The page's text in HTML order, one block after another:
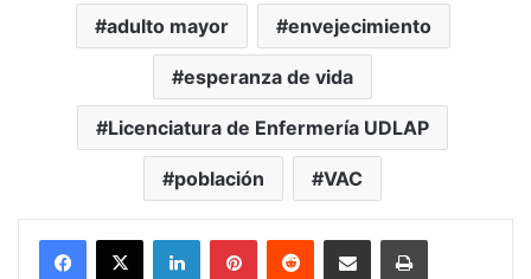
adulto mayor envejecimiento
esperanza de vida
Licenciatura de Enfermería UDLAP
población VAC
LinkedInPinterestReddit Share via Email Print